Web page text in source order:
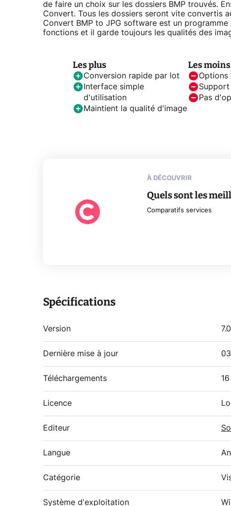
de faire un choix sur les dossiers BMP trouvés.
Convert. Tous les dossiers seront vite convertis
Convert BMP to JPG software est un
fonctions et il garde toujours les qualités des
Les plus
Conversion rapide par lot
Interface simple
d'utilisation
Maintient la qualité d'image
Les moins
Options
Pas
À DÉCOUVRIR
Quels sont les
Comparatifs services
Spécifications
Version 7.0
Dernière mise à jour
Téléchargements 16
Licence
Editeur
Langue
Catégorie
Système d'exploitation